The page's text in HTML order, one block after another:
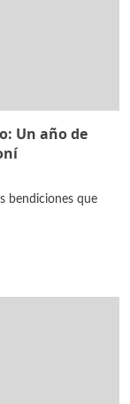
Un año de
bendiciones que